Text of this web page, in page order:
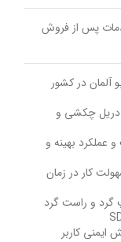
آلمان در کشور
دریل چکشی و
عملکرد بهینه و
کار در زمان
و راست گرد
ایمنی کاربر